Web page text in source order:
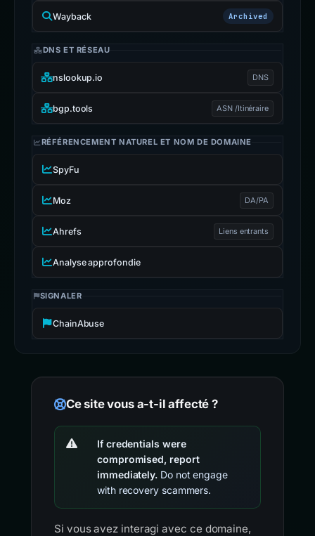
Wayback Archived
DNS ET RÉSEAU
nslookup.io DNS
bgp.tools ASN /Itinéraire
RÉFÉRENCEMENT NATUREL ET NOM DE DOMAINE
SpyFu
Moz DA/PA
Ahrefs Liens entrants
Analyse approfondie
SIGNALER
ChainAbuse
Ce site vous a-t-il affecté ?
If credentials were
compromised, report
immediately. Do not engage
with recovery scammers.
Si vous avez interagi avec ce domaine,